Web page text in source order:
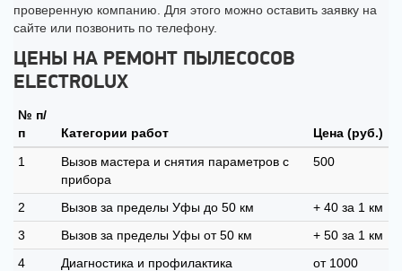
проверенную компанию. Для этого можно оставить заявку на
сайте или позвонить по телефону.
ЦЕНЫ НА РЕМОНТ ПЫЛЕСОСОВ
ELECTROLUX
№ п/
п
Категории работ
Цена (руб.)
1
Вызов мастера и снятия параметров с
прибора
500
2 Вызов за пределы Уфы до 50 км
+ 40 за 1 км
3
Вызов за пределы Уфы от 50 км
+ 50 за 1 км
4
Диагностика и профилактика
от 1000